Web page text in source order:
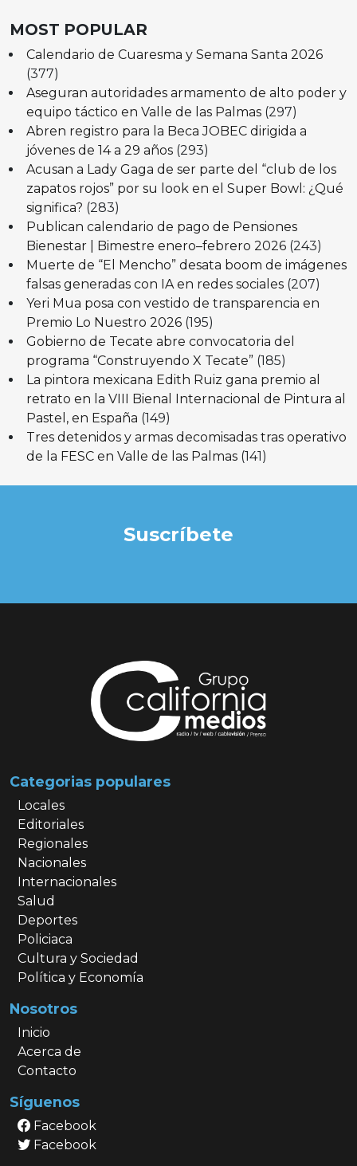
MOST POPULAR
Calendario de Cuaresma y Semana Santa 2026
(377)
Aseguran autoridades armamento de alto poder y
equipo táctico en Valle de las Palmas (297)
Abren registro para la Beca JOBEC dirigida a
jóvenes de 14 a 29 años (293)
Acusan a Lady Gaga de ser parte del “club de los
zapatos rojos” por su look en el Super Bowl: ¿Qué
significa? (283)
Publican calendario de pago de Pensiones
Bienestar | Bimestre enero–febrero 2026 (243)
Muerte de “El Mencho” desata boom de imágenes
falsas generadas con IA en redes sociales (207)
Yeri Mua posa con vestido de transparencia en
Premio Lo Nuestro 2026 (195)
Gobierno de Tecate abre convocatoria del
programa “Construyendo X Tecate” (185)
La pintora mexicana Edith Ruiz gana premio al
retrato en la VIII Bienal Internacional de Pintura al
Pastel, en España (149)
Tres detenidos y armas decomisadas tras operativo
de la FESC en Valle de las Palmas (141)
Suscríbete
Categorias populares
Locales
Editoriales
Regionales
Nacionales
Internacionales
Salud
Deportes
Policiaca
Cultura y Sociedad
Política y Economía
Nosotros
Inicio
Acerca de
Contacto
Síguenos
Facebook
Facebook